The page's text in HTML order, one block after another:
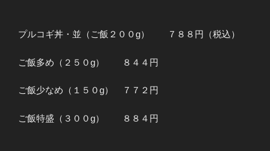
プルコギ丼・並（ご飯２００g） ７８８円（税込）
ご飯多め（２５０g） ８４４円
ご飯少なめ（１５０g） ７７２円
ご飯特盛（３００g） ８８４円